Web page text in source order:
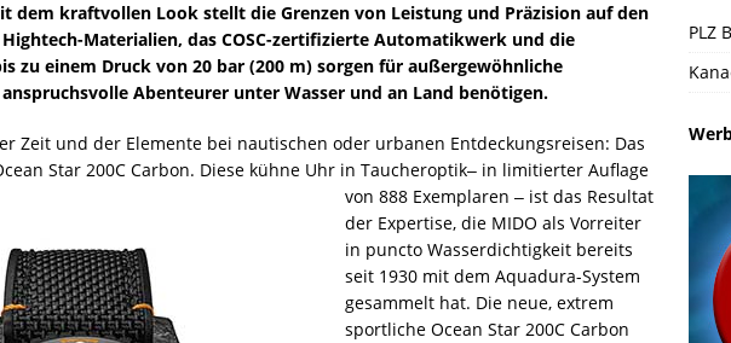
dem kraftvollen Look stellt die Grenzen von Leistung und Präzision auf den
Materialien, das COSC-zertifizierte Automatikwerk und die
zu einem Druck von 20 bar (200 m) sorgen für außergewöhnliche
Abenteurer unter Wasser und an Land benötigen.
Zeit und der Elemente bei nautischen oder urbanen Entdeckungsreisen: Das
Star 200C Carbon. Diese kühne Uhr in Taucheroptik‒ in limitierter Auflage
von 888 Exemplaren ‒ ist das Resultat
der Expertise, die MIDO als Vorreiter
in puncto Wasserdichtigkeit bereits
seit 1930 mit dem Aquadura-System
gesammelt hat. Die neue, extrem
sportliche Ocean Star 200C Carbon
PLZ